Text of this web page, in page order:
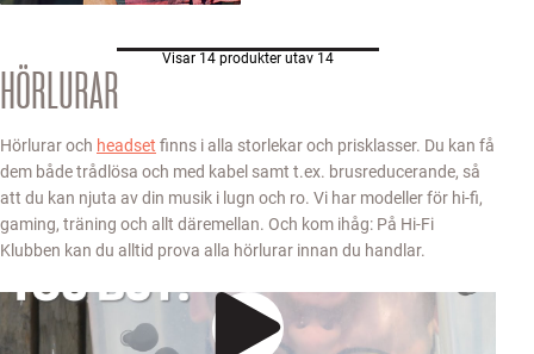
Visar 14 produkter utav 14
HÖRLURAR
Hörlurar och headset finns i alla storlekar och prisklasser. Du kan få
dem både trådlösa och med kabel samt t.ex. brusreducerande, så
att du kan njuta av din musik i lugn och ro. Vi har modeller för hi-fi,
gaming, träning och allt däremellan. Och kom ihåg: På Hi-Fi
Klubben kan du alltid prova alla hörlurar innan du handlar.